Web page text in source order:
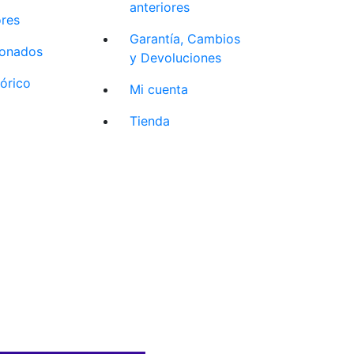
anteriores
Garantía, Cambios
y Devoluciones
Mi cuenta
Tienda